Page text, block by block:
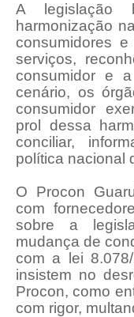
A
harmonização
consumidores
serviços,
consumidor e
cenário, os
consumidor
prol dessa
conciliar,
política nacional
O Procon
com
sobre a
mudança de
com a lei
insistem no
Procon, como
com rigor,